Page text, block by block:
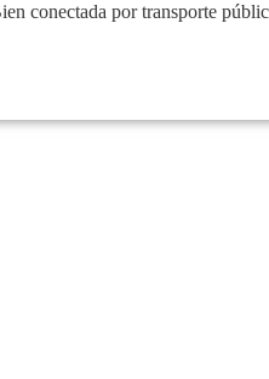
conectada por transporte